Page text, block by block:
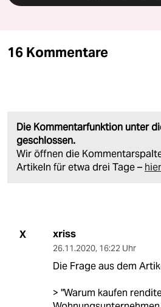
16 Kommentare
Die Kommentarfunktion unter
geschlossen.
Wir öffnen die
Artikeln für etwa drei Tage –
X xriss
26.11.2020, 16:22 Uhr
Die Frage aus dem
> "Warum kaufen